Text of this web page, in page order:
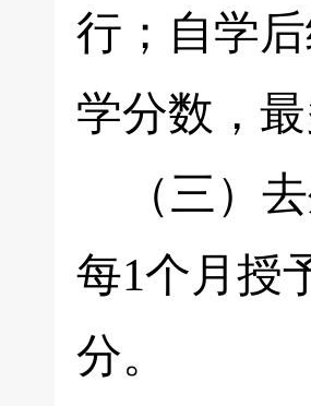
行；自学
学分数，
（三）去
每1个月授
分。